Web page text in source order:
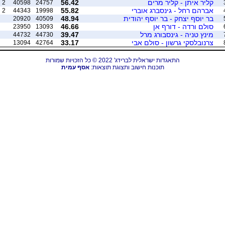
קליר איתן - קליר מרים 56.42
24757
40598
2
אברהם רחל - גינסברג אוברי 55.82
19998
44343
2
בר יוסף יצחק - בר יוסף יהודית 48.94
40509
20920
סולם ורדה - דורף אן 46.66
13093
23950
מינץ טניה - גינסבורג מרל 39.47
44730
44732
צרנובלסקי גרשון - סולם אבי 33.17
42764
13094
התאגדות ישראלית לברידג' 2022 © כל הזכויות שמורות
תוכנות חישוב ותצוגת תוצאות:אסף עמית